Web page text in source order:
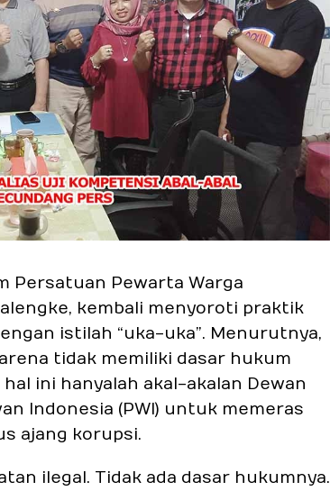
Persatuan Pewarta Warga
kembali menyoroti praktik
istilah “uka-uka”. Menurutnya,
tidak memiliki dasar hukum
ini hanyalah akal-akalan Dewan
Indonesia (PWI) untuk memeras
ajang korupsi.
ilegal. Tidak ada dasar hukumnya.